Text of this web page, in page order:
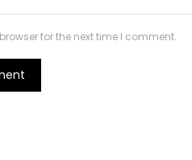
for the next time I comment.